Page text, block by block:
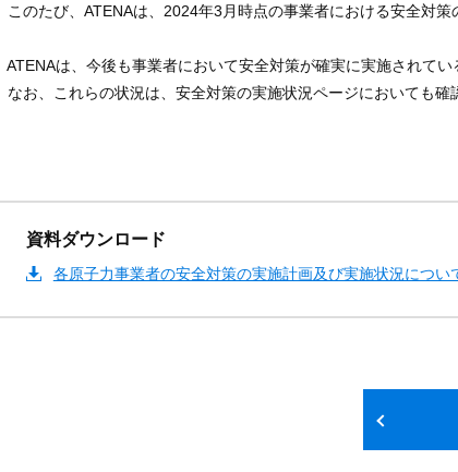
このたび、 ATENAは、2024年3月時点の事業者における安全対策
ATENAは、今後も事業者において安全対策が確実に実施されてい
なお、これらの状況は、安全対策の実施状況ページにおいても確
資料ダウンロード
各原子力事業者の安全対策の実施計画及び実施状況につ